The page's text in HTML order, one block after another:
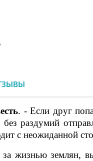
. - Если друг
раздумий
с неожиданной
жизнью землян,